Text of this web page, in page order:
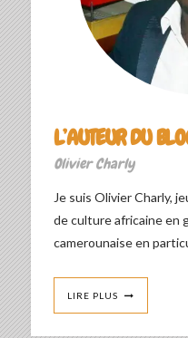
L’AUTEUR DU
Olivier Charly
Je suis Olivier Charly,
de culture africaine en
camerounaise en
LIRE PLUS